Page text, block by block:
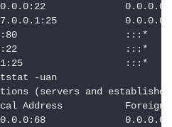
:::*
:::*
:::*
-uan
(servers and
Address
0 0.0.0.0:68